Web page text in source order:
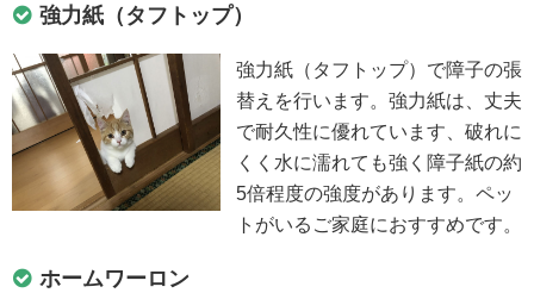
強力紙（タフトップ）
強力紙（タフトップ）で障子の張
替えを行います。強力紙は、丈夫
で耐久性に優れています、破れに
くく水に濡れても強く障子紙の約
5倍程度の強度があります。ペッ
トがいるご家庭におすすめです。
ホームワーロン